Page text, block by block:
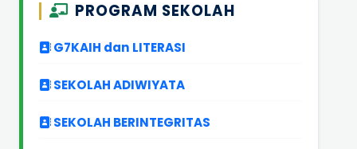
PROGRAM SEKOLAH
G7KAIH dan LITERASI
SEKOLAH ADIWIYATA
SEKOLAH BERINTEGRITAS